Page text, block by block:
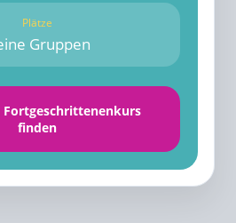
Plätze
Gruppen
Fortgeschrittenenkurs
finden